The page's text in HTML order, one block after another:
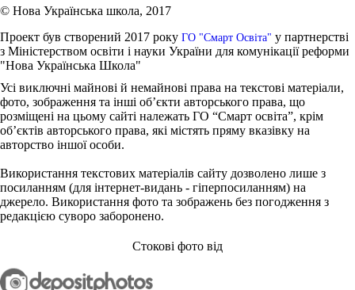
© Нова Українська школа, 2017
Проект був створений 2017 року ГО "Смарт Освіта" у партнерстві
з Міністерством освіти і науки України для комунікації реформи
"Нова Українська Школа"
Усі виключні майнові й немайнові права на текстові матеріали,
фото, зображення та інші об’єкти авторського права, що
розміщені на цьому сайті належать ГО “Смарт освіта”, крім
об’єктів авторського права, які містять пряму вказівку на
авторство іншої особи.
Використання текстових матеріалів сайту дозволено лише з
посиланням (для інтернет-видань - гіперпосиланням) на
джерело. Використання фото та зображень без погодження з
редакцією суворо заборонено.
Стокові фото від